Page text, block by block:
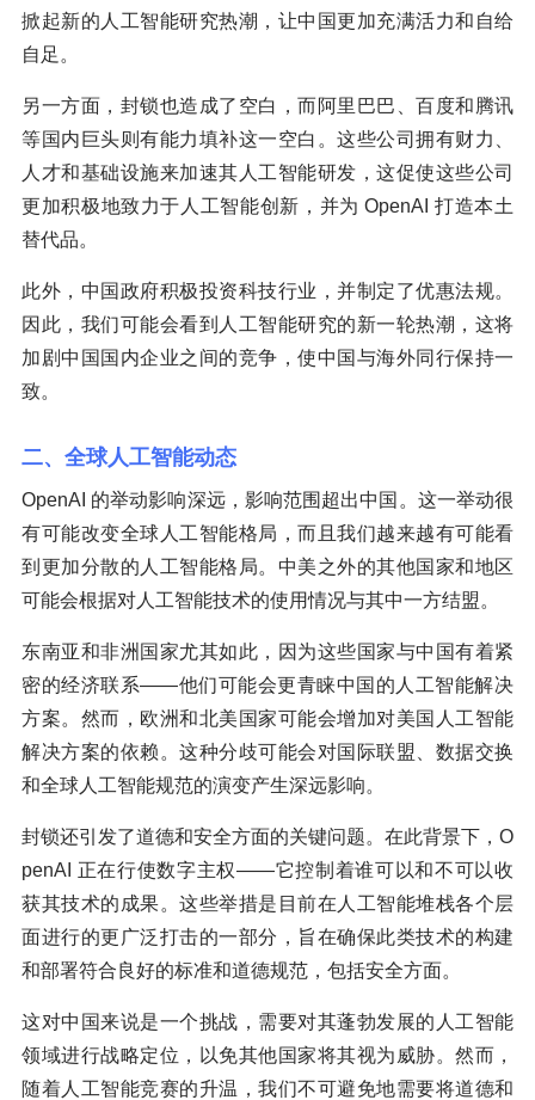
掀起新的人工智能研究热潮，让中国更加充满活力和自给
自足。
另一方面，封锁也造成了空白，而阿里巴巴、百度和腾讯
等国内巨头则有能力填补这一空白。这些公司拥有财力、
人才和基础设施来加速其人工智能研发，这促使这些公司
更加积极地致力于人工智能创新，并为 OpenAI 打造本土
替代品。
此外，中国政府积极投资科技行业，并制定了优惠法规。
因此，我们可能会看到人工智能研究的新一轮热潮，这将
加剧中国国内企业之间的竞争，使中国与海外同行保持一
致。
二、全球人工智能动态
OpenAI 的举动影响深远，影响范围超出中国。这一举动很
有可能改变全球人工智能格局，而且我们越来越有可能看
到更加分散的人工智能格局。中美之外的其他国家和地区
可能会根据对人工智能技术的使用情况与其中一方结盟。
东南亚和非洲国家尤其如此，因为这些国家与中国有着紧
密的经济联系——他们可能会更青睐中国的人工智能解决
方案。然而，欧洲和北美国家可能会增加对美国人工智能
解决方案的依赖。这种分歧可能会对国际联盟、数据交换
和全球人工智能规范的演变产生深远影响。
封锁还引发了道德和安全方面的关键问题。在此背景下，O
penAI 正在行使数字主权——它控制着谁可以和不可以收
获其技术的成果。这些举措是目前在人工智能堆栈各个层
面进行的更广泛打击的一部分，旨在确保此类技术的构建
和部署符合良好的标准和道德规范，包括安全方面。
这对中国来说是一个挑战，需要对其蓬勃发展的人工智能
领域进行战略定位，以免其他国家将其视为威胁。然而，
随着人工智能竞赛的升温，我们不可避免地需要将道德和